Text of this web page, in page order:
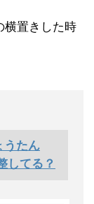
横置きした時
うたん
してる？